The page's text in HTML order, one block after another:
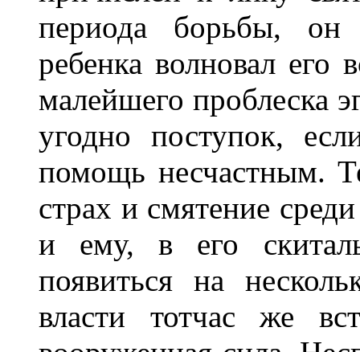
периода борьбы, он
ребенка волновал его
малейшего проблеска
угодно поступок,
помощь несчастным.
страх и смятение
и ему, в его
появиться на
власти тотчас же